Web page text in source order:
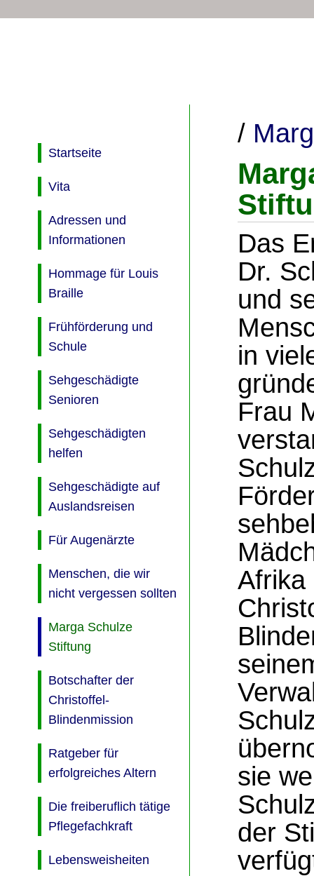
Startseite
Vita
Adressen und
Informationen
Hommage für Louis
Braille
Frühförderung und
Schule
Sehgeschädigte
Senioren
Sehgeschädigten
helfen
Sehgeschädigte auf
Auslandsreisen
Für Augenärzte
Menschen, die wir
nicht vergessen sollten
Marga Schulze
Stiftung
Botschafter der
Christoffel-
Blindenmission
Ratgeber für
erfolgreiches Altern
Die freiberuflich tätige
Pflegefachkraft
Lebensweisheiten
/
Das
Dr.
und
in
Frau
Afrika
sie
der